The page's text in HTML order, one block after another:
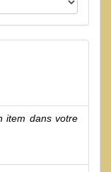
item dans votre